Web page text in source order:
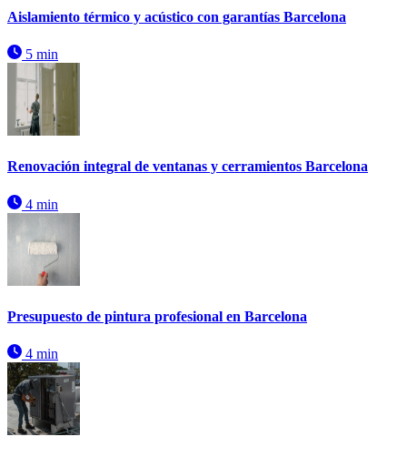
Aislamiento térmico y acústico con garantías Barcelona
5 min
Renovación integral de ventanas y cerramientos Barcelona
4 min
Presupuesto de pintura profesional en Barcelona
4 min